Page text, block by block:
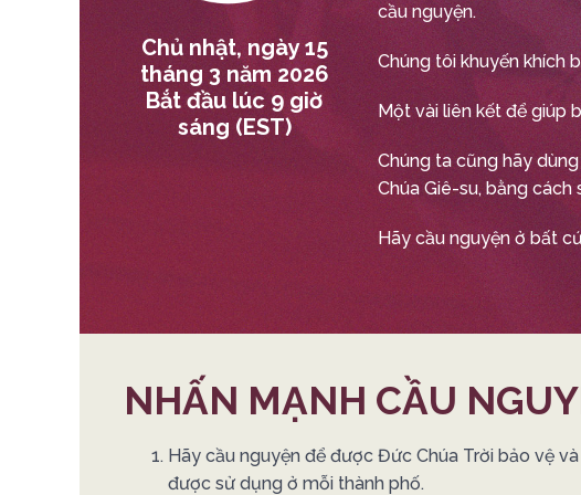
Chủ nhật, ngày 15
tháng 3 năm 2026
Bắt đầu lúc 9 giờ
sáng (EST)
cầu nguyện.
Chúng tôi khuyến khích
Một vài liên kết để giúp
Chúng ta cũng hãy
Chúa Giê-su, bằng
Hãy cầu nguyện ở bất
NHẤN MẠNH CẦU
Hãy cầu nguyện để được Đức Chúa Trời bảo vệ
được sử dụng ở mỗi thành phố.